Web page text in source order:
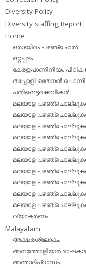
Diversity Policy
Diversity staffing Report
Home
ഒരായിരം പഴഞ്ചൊല്‍
ഒറ്റപ്പദം
കേരളപാണിനീയം
തച്ചോളി ഒതേനൻ
പതിനെട്ടരക്കവികള്‍
മലയാള
മലയാള
മലയാള
മലയാള
മലയാള
മലയാള
മലയാള
മലയാള
മലയാള
മലയാള
വ്യാകരണം
Malayalam
അക്ഷരശ്ലോകം
അനത്തോളിയന്‍
അന്താദിപ്രാസം